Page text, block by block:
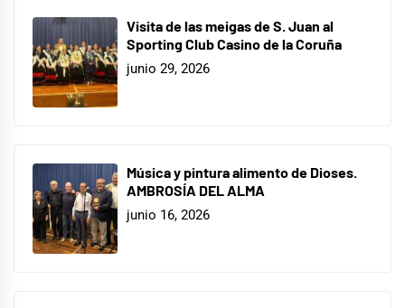
Visita de las meigas de S. Juan al
Sporting Club Casino de la Coruña
junio 29, 2026
Música y pintura alimento de Dioses.
AMBROSÍA DEL ALMA
junio 16, 2026